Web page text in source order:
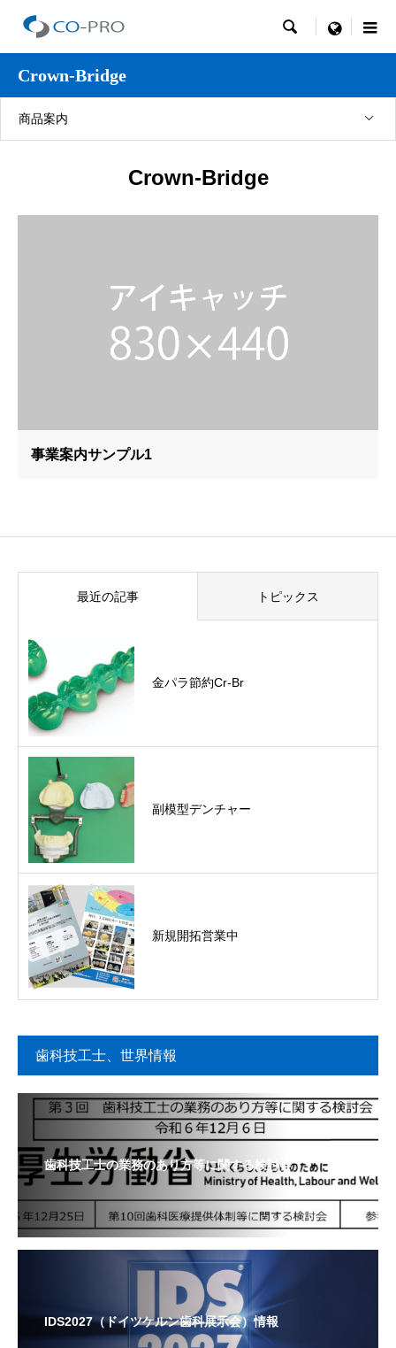
 menu
Crown-Bridge
商品案内
Crown-Bridge
事業案内サンプル1
最近の記事 トピックス
金パラ節約Cr-Br
副模型デンチャー
新規開拓営業中
歯科技工士、世界情報
歯科技工士の業務のあり方等に関する検討会
IDS2027（ドイツケルン歯科展示会）情報